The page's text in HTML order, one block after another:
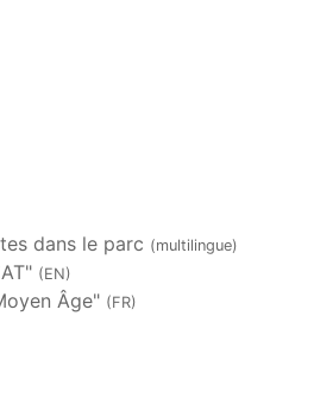
dans le parc (multilingue)
(EN)
Âge" (FR)